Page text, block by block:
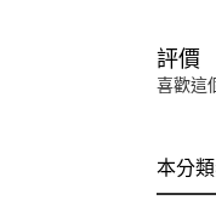
評價
喜歡這
本分